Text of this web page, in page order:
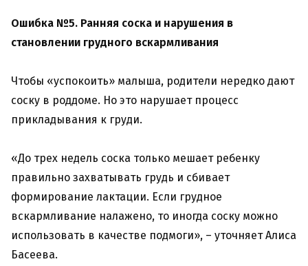
Ошибка №5. Ранняя соска и нарушения в
становлении грудного вскармливания
Чтобы «успокоить» малыша, родители нередко дают
соску в роддоме. Но это нарушает процесс
прикладывания к груди.
«До трех недель соска только мешает ребенку
правильно захватывать грудь и сбивает
формирование лактации. Если грудное
вскармливание налажено, то иногда соску можно
использовать в качестве подмоги», – уточняет Алиса
Басеева.